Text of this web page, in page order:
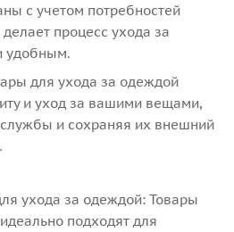
с учетом потребностей
процесс ухода за
удобным.
для ухода за одеждой
и уход за вашими вещами,
и сохраняя их внешний
ухода за одеждой: Товары
подходят для